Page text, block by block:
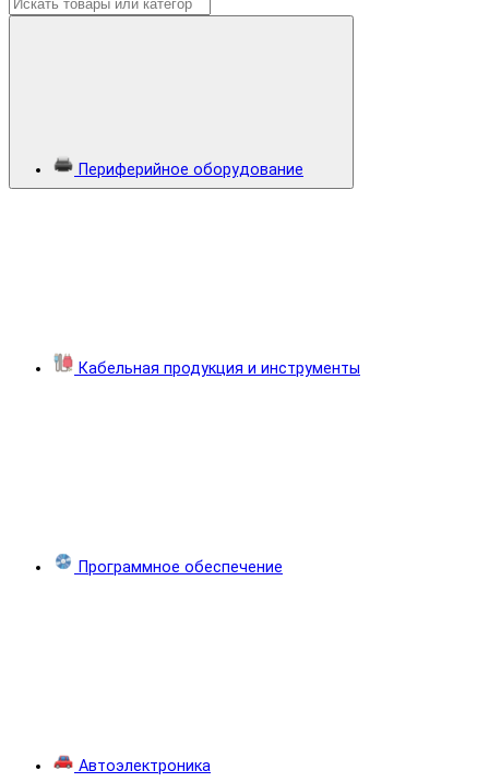
Периферийное оборудование
Кабельная продукция и инструменты
Программное обеспечение
Автоэлектроника